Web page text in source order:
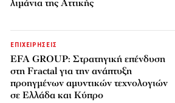
λιμάνια της Αττικής
ΕΠΙΧΕΙΡΗΣΕΙΣ
EFA GROUP: Στρατηγική επένδυση
στη Fractal για την ανάπτυξη
προηγμένων αμυντικών τεχνολογιών
σε Ελλάδα και Κύπρο